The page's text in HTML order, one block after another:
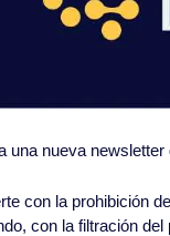
una nueva newsletter
con la prohibición de
con la filtración